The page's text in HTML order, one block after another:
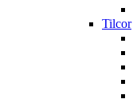
Tilcor